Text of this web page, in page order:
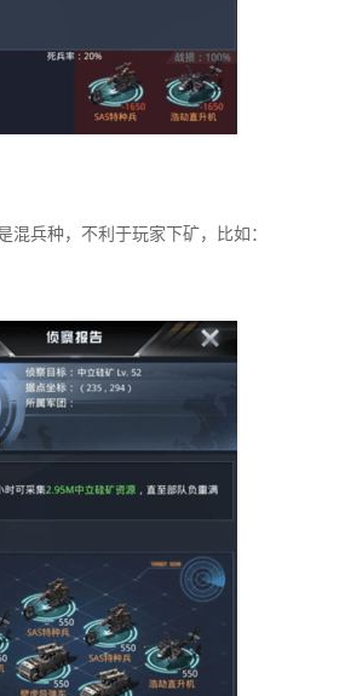
混兵种，不利于玩家下矿，比如：